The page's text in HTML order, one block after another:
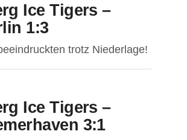
Ice Tigers –
1:3
trotz Niederlage!
Ice Tigers –
3:1